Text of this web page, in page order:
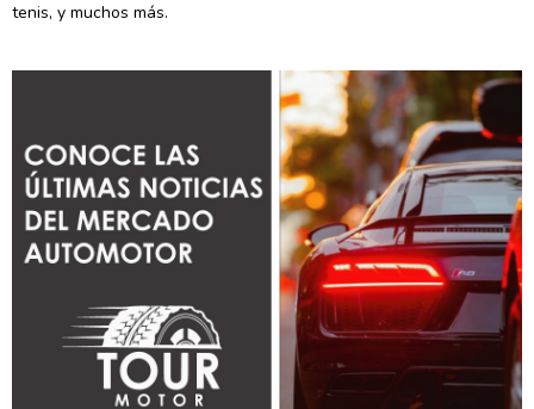
tenis, y muchos más.